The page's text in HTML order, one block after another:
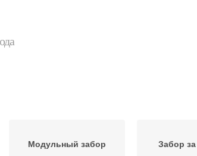
Модульный забор Забор